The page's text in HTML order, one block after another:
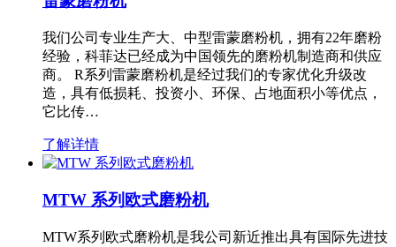
我们公司专业生产大、中型雷蒙磨粉机，拥有22年磨粉
经验，科菲达已经成为中国领先的磨粉机制造商和供应
商。 R系列雷蒙磨粉机是经过我们的专家优化升级改
造，具有低损耗、投资小、环保、占地面积小等优点，
它比传…
了解详情
MTW 系列欧式磨粉机
MTW系列欧式磨粉机是我公司新近推出具有国际先进技